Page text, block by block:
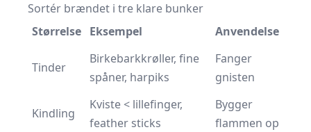
Sortér brændet i tre klare bunker
Størrelse Eksempel Anvendelse
Tinder
Birkebarkkrøller, fine
spåner, harpiks
Fanger
gnisten
Kindling
Kviste < lillefinger,
feather sticks
Bygger
flammen op